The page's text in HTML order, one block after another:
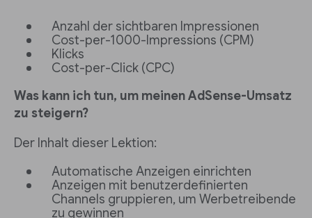
Anzahl der sichtbaren Impressionen
Cost-per-1000-Impressions (CPM)
Klicks
Cost-per-Click (CPC)
Was kann ich tun, um meinen AdSense-Umsatz
zu steigern?
Der Inhalt dieser Lektion:
Automatische Anzeigen einrichten
Anzeigen mit benutzerdefinierten
Channels gruppieren, um Werbetreibende
zu gewinnen